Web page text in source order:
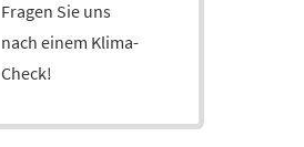
Fragen Sie uns
nach einem Klima-
Check!